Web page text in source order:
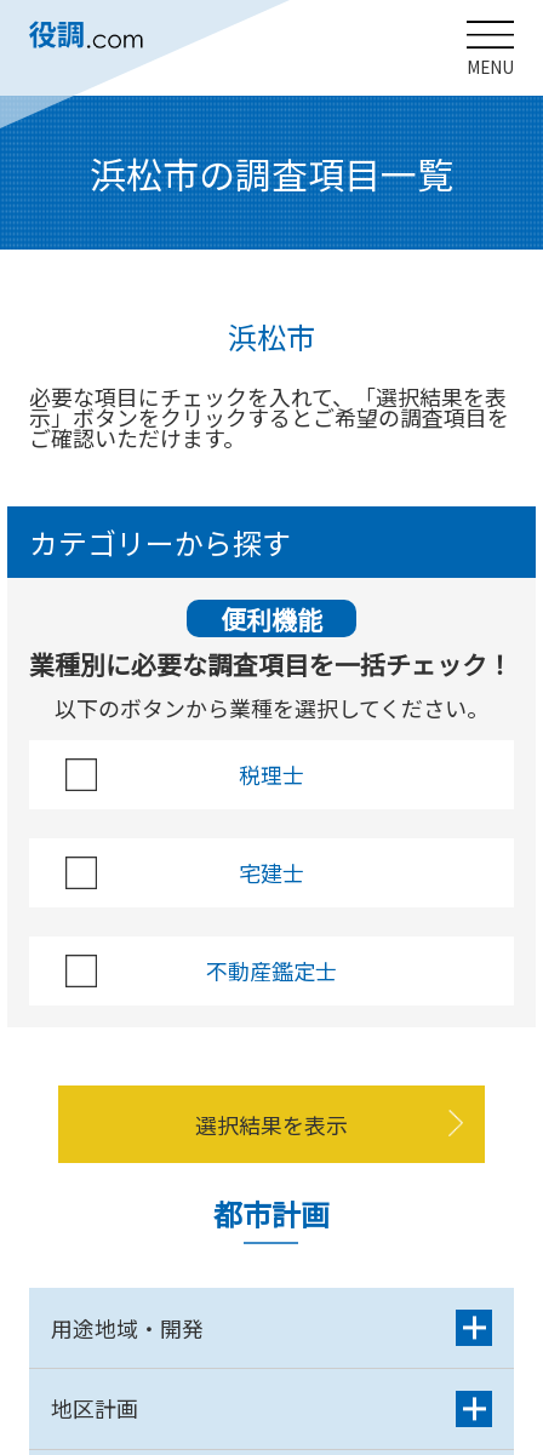
MENU
浜松市の調査項目一覧
浜松市
必要な項目にチェックを入れて、「選択結果を表
示」ボタンをクリックするとご希望の調査項目を
ご確認いただけます。
カテゴリーから探す
便利機能
業種別に必要な調査項目を一括チェック！
以下のボタンから業種を選択してください。
税理士
宅建士
不動産鑑定士
選択結果を表示
都市計画
用途地域・開発
地区計画